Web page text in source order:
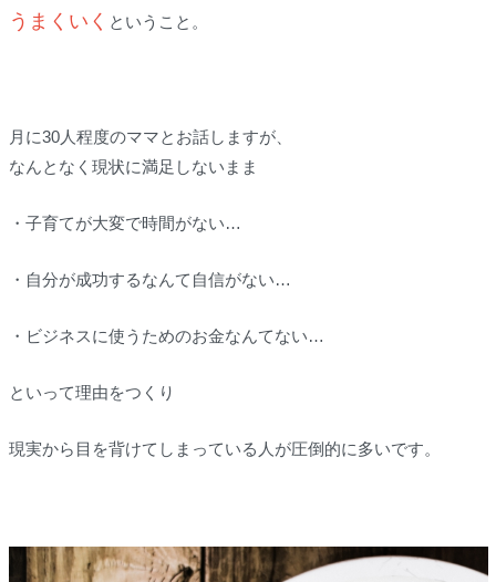
うまくいく ということ。
月に30人程度のママとお話しますが、
なんとなく現状に満足しないまま
・子育てが大変で時間がない…
・自分が成功するなんて自信がない…
・ビジネスに使うためのお金なんてない…
といって理由をつくり
現実から目を背けてしまっている人が圧倒的に多いです。